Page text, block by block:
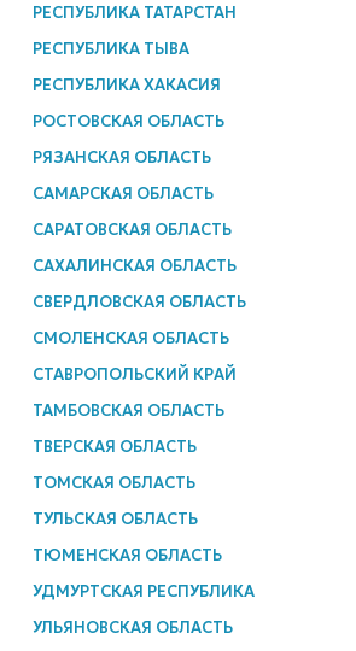
РЕСПУБЛИКА ТАТАРСТАН
РЕСПУБЛИКА ТЫВА
РЕСПУБЛИКА ХАКАСИЯ
РОСТОВСКАЯ ОБЛАСТЬ
РЯЗАНСКАЯ ОБЛАСТЬ
САМАРСКАЯ ОБЛАСТЬ
САРАТОВСКАЯ ОБЛАСТЬ
САХАЛИНСКАЯ ОБЛАСТЬ
СВЕРДЛОВСКАЯ ОБЛАСТЬ
СМОЛЕНСКАЯ ОБЛАСТЬ
СТАВРОПОЛЬСКИЙ КРАЙ
ТАМБОВСКАЯ ОБЛАСТЬ
ТВЕРСКАЯ ОБЛАСТЬ
ТОМСКАЯ ОБЛАСТЬ
ТУЛЬСКАЯ ОБЛАСТЬ
ТЮМЕНСКАЯ ОБЛАСТЬ
УДМУРТСКАЯ РЕСПУБЛИКА
УЛЬЯНОВСКАЯ ОБЛАСТЬ